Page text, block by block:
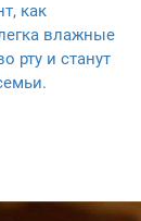
как
влажные
рту и станут